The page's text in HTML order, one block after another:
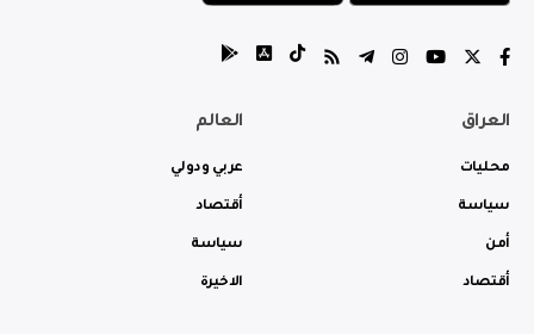
العراق
محليات
سياسة
أمن
أقتصاد
العالم
عربي ودولي
أقتصاد
سياسة
الاخيرة